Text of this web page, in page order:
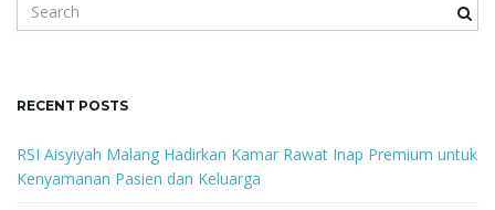
e
c
k
e
y
RECENT POSTS
RSI Aisyiyah Malang Hadirkan Kamar Rawat Inap Premium untuk
Kenyamanan Pasien dan Keluarga